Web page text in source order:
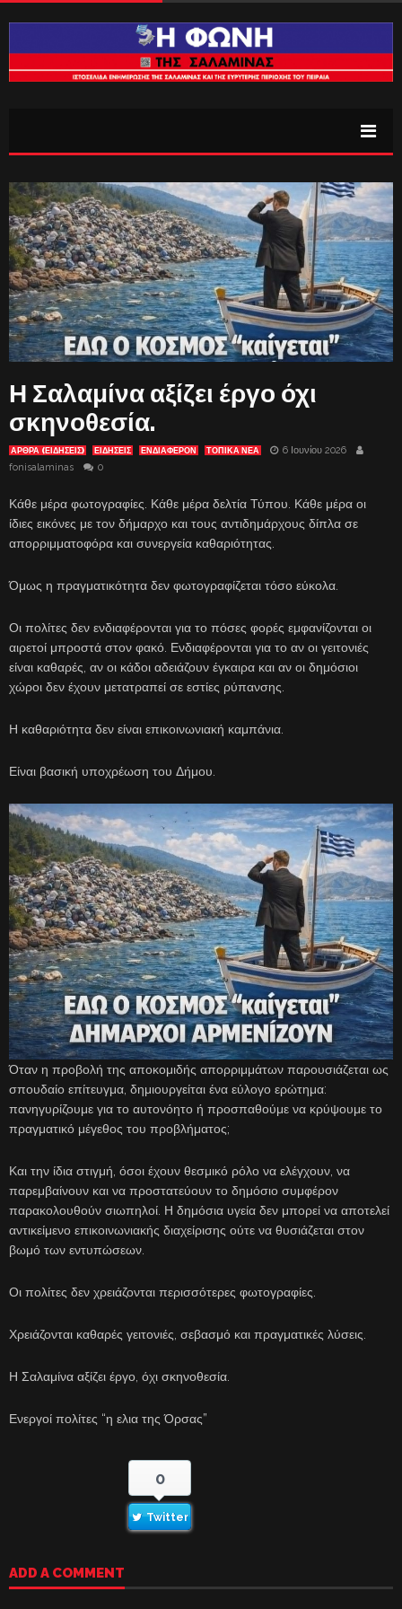
Η Σαλαμίνα αξίζει έργο όχι
σκηνοθεσία.
ΑΡΘΡΑ (ΕΙΔΗΣΕΙΣ) ΕΙΔΗΣΕΙΣ ΕΝΔΙΑΦΈΡΟΝ ΤΟΠΙΚΑ ΝΕΑ
6 Ιουνίου 2026
fonisalaminas
0
Κάθε μέρα φωτογραφίες. Κάθε μέρα δελτία Τύπου. Κάθε μέρα οι
ίδιες εικόνες με τον δήμαρχο και τους αντιδημάρχους δίπλα σε
απορριμματοφόρα και συνεργεία καθαριότητας.
Όμως η πραγματικότητα δεν φωτογραφίζεται τόσο εύκολα.
Οι πολίτες δεν ενδιαφέρονται για το πόσες φορές εμφανίζονται οι
αιρετοί μπροστά στον φακό. Ενδιαφέρονται για το αν οι γειτονιές
είναι καθαρές, αν οι κάδοι αδειάζουν έγκαιρα και αν οι δημόσιοι
χώροι δεν έχουν μετατραπεί σε εστίες ρύπανσης.
Η καθαριότητα δεν είναι επικοινωνιακή καμπάνια.
Είναι βασική υποχρέωση του Δήμου.
Όταν η προβολή της αποκομιδής απορριμμάτων παρουσιάζεται ως
σπουδαίο επίτευγμα, δημιουργείται ένα εύλογο ερώτημα:
πανηγυρίζουμε για το αυτονόητο ή προσπαθούμε να κρύψουμε το
πραγματικό μέγεθος του προβλήματος;
Και την ίδια στιγμή, όσοι έχουν θεσμικό ρόλο να ελέγχουν, να
παρεμβαίνουν και να προστατεύουν το δημόσιο συμφέρον
παρακολουθούν σιωπηλοί. Η δημόσια υγεία δεν μπορεί να αποτελεί
αντικείμενο επικοινωνιακής διαχείρισης ούτε να θυσιάζεται στον
βωμό των εντυπώσεων.
Οι πολίτες δεν χρειάζονται περισσότερες φωτογραφίες.
Χρειάζονται καθαρές γειτονιές, σεβασμό και πραγματικές λύσεις.
Η Σαλαμίνα αξίζει έργο, όχι σκηνοθεσία.
Ενεργοί πολίτες “η ελια της Όρσας”
0
Twitter
ADD A COMMENT